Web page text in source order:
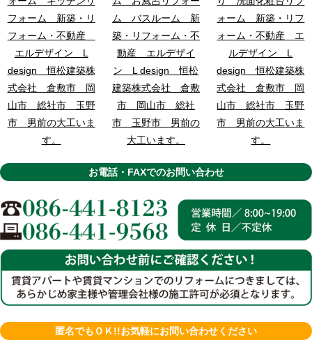
お電話・FAXでのお問い合わせ
匿名でもＯＫ!!お気軽にお問い合わせください